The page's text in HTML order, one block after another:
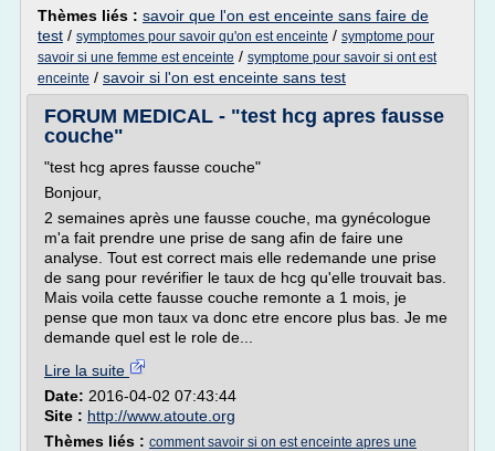
Thèmes liés : savoir que l'on est enceinte sans faire de
test / symptomes pour savoir qu'on est enceinte / symptome pour
savoir si une femme est enceinte / symptome pour savoir si ont est
enceinte / savoir si l'on est enceinte sans test
FORUM MEDICAL - "test hcg apres fausse
couche"
"test hcg apres fausse couche"
Bonjour,
2 semaines après une fausse couche, ma gynécologue
m'a fait prendre une prise de sang afin de faire une
analyse. Tout est correct mais elle redemande une prise
de sang pour revérifier le taux de hcg qu'elle trouvait bas.
Mais voila cette fausse couche remonte a 1 mois, je
pense que mon taux va donc etre encore plus bas. Je me
demande quel est le role de...
Lire la suite
Date: 2016-04-02 07:43:44
Site : http://www.atoute.org
Thèmes liés : comment savoir si on est enceinte apres une